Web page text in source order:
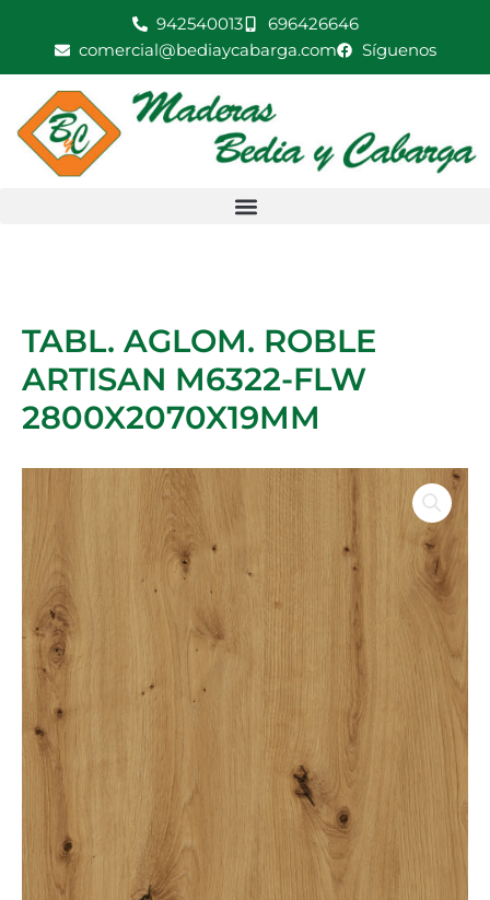
942540013
696426646
comercial@bediaycabarga.com
Síguenos
TABL. AGLOM. ROBLE
ARTISAN M6322-FLW
2800X2070X19MM